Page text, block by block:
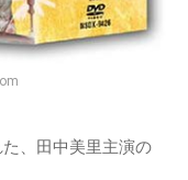
、田中美里主演の